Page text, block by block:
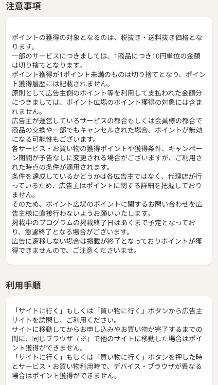
注意事項
ポイントの獲得の対象となるのは、税抜き・送料抜き価格とな
ります。
一部のサービスにつきましては、1商品につき10円単位の金額
は切り捨てとなります。
ポイント獲得が1ポイント未満のものは切り捨てとなり、ポイン
ト獲得履歴には記載されません。
原則として広告主側のポイント等を利用して支払われた金額分
につきましては、ポイント広場のポイント獲得の対象には含ま
れません。
広告主が運営しているサービスの都合もしくは会員様の都合で
商品の交換や一部でもキャンセルされた場合、ポイントが無効
になる可能性もございます。
各サービス・お買い物の獲得ポイントや獲得条件、キャンペー
ン期間が予告なしに変更される場合がございますが、ご利用さ
れた時点の条件が適用されます。
条件を達成しているかどうかは各広告主ではなく、代理店が行
っているため、広告主はポイントに関する詳細を把握しており
ません。
そのため、ポイント広場のポイントに関するお問い合わせを広
告主様に直接行わないようお願いいたします。
掲載中のプログラムの掲載終了日はあくまで予定となってお
り、急遽終了となる場合がございます。
広告に遷移しない場合は掲載が終了となっておりポイントが獲
得できませんので、ご注意くださいませ。
利用手順
「サイトに行く」もしくは「買い物に行く」ボタンから広告主
サイトを訪問し、ご利用ください。
サイトに移動してからお申し込みやお買い物が完了するまでの
間に、同じブラウザ（※）で他のサイトに移動した場合はポイ
ント獲得ができません。
「サイトに行く」もしくは「買い物に行く」ボタンを押した時
とサービス・お買い物利用時で、デバイス・ブラウザが異なる
場合はポイント獲得ができません。